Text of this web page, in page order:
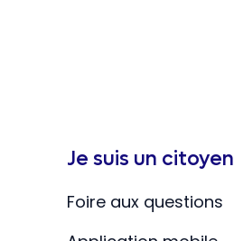
Je suis un citoyen
Foire aux questions